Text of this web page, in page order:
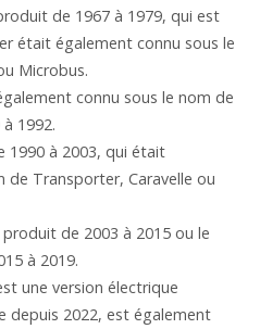
de 1967 à 1979, qui est
était également connu sous le
Microbus.
connu sous le nom de
1992.
1990 à 2003, qui était
de Transporter, Caravelle ou
de 2003 à 2015 ou le
à 2019.
une version électrique
depuis 2022, est également